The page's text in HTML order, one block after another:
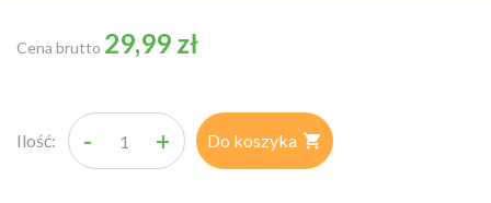
Cena brutto 29,99 zł
Ilość: - + Do koszyka 